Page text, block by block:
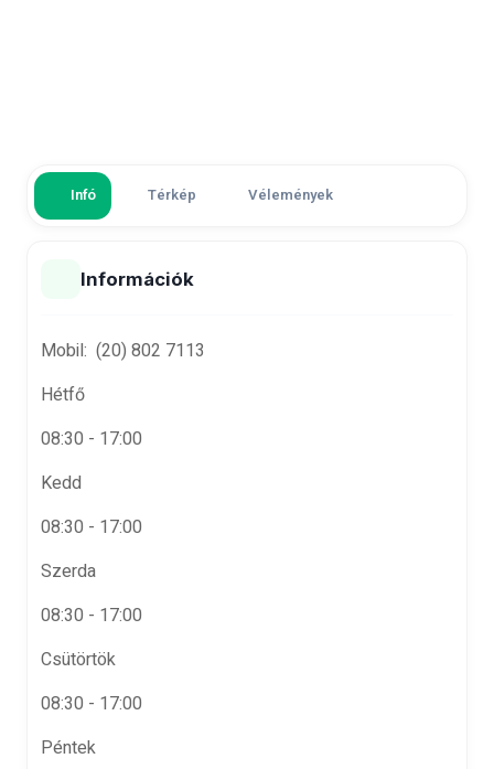
Infó Térkép Vélemények
Információk
Mobil: (20) 802 7113
Hétfő
08:30 - 17:00
Kedd
08:30 - 17:00
Szerda
08:30 - 17:00
Csütörtök
08:30 - 17:00
Péntek